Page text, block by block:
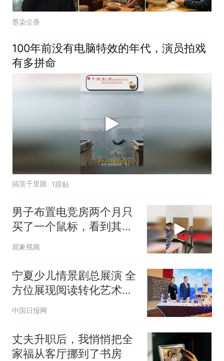
墨染尘香
100年前没有电脑特效的年代，演员拍戏
有多拼命
搞笑千里眼 1跟贴
男子布置电竞房两个月只
买了一个鼠标，看到其它
设备让人忍俊不禁，老
能整一套啊
观象视频
宁夏少儿情景剧总展演 全
方位展现阅读转化艺术成
果
中国日报网
丈夫升职后，我悄悄把全
家福从客厅挪到了书房